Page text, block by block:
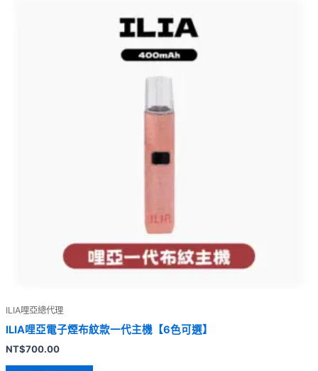
ILIA哩亞總代理
ILIA哩亞電子煙布紋款一代主機【6色可選】
NT$700.00